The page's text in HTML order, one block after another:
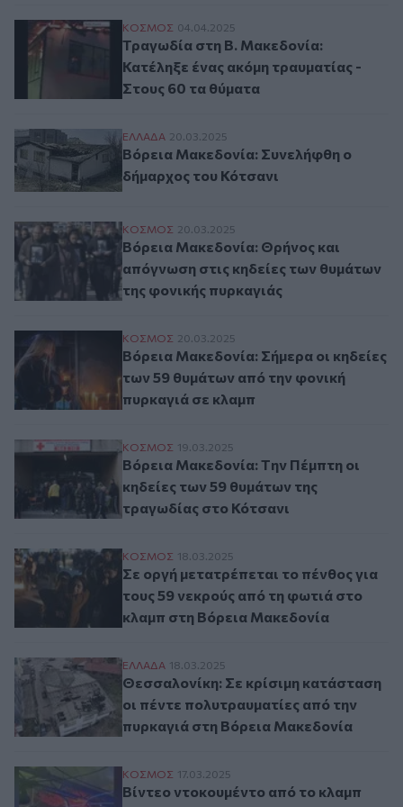
Τραγωδία στη Β. Μακεδονία: Κατέληξε
ΚΟΣΜΟΣ 04.04.2025
Τραγωδία στη Β. Μακεδονία:
Κατέληξε ένας ακόμη τραυματίας -
Στους 60 τα θύματα
Βόρεια Μακεδονία: Συνελήφθη ο
ΕΛΛAΔΑ 20.03.2025
Βόρεια Μακεδονία: Συνελήφθη ο
δήμαρχος του Κότσανι
Βόρεια Μακεδονία: Θρήνος και
ΚΟΣΜΟΣ 20.03.2025
Βόρεια Μακεδονία: Θρήνος και
απόγνωση στις κηδείες των θυμάτων
της φονικής πυρκαγιάς
Βόρεια Μακεδονία: Σήμερα οι κηδείες
ΚΟΣΜΟΣ 20.03.2025
Βόρεια Μακεδονία: Σήμερα οι κηδείες
των 59 θυμάτων από την φονική
πυρκαγιά σε κλαμπ
Βόρεια Μακεδονία: Tην Πέμπτη οι
ΚΟΣΜΟΣ 19.03.2025
Βόρεια Μακεδονία: Tην Πέμπτη οι
κηδείες των 59 θυμάτων της
τραγωδίας στο Κότσανι
Σε οργή μετατρέπεται το πένθος για
ΚΟΣΜΟΣ 18.03.2025
Σε οργή μετατρέπεται το πένθος για
τους 59 νεκρούς από τη φωτιά στο
κλαμπ στη Βόρεια Μακεδονία
Θεσσαλονίκη: Σε κρίσιμη κατάσταση οι
ΕΛΛAΔΑ 18.03.2025
Θεσσαλονίκη: Σε κρίσιμη κατάσταση
οι πέντε πολυτραυματίες από την
πυρκαγιά στη Βόρεια Μακεδονία
Βίντεο ντοκουμέντο από το κλαμπ στη
ΚΟΣΜΟΣ 17.03.2025
Βίντεο ντοκουμέντο από το κλαμπ